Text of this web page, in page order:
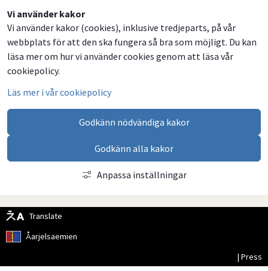
Vi använder kakor
Vi använder kakor (cookies), inklusive tredjeparts, på vår
webbplats för att den ska fungera så bra som möjligt. Du kan
läsa mer om hur vi använder cookies genom att läsa vår
cookiepolicy.
Läs mer i vår cookiepolicy
Godkänn nödvändiga kakor
Godkänn alla kakor
Anpassa inställningar
Translate
Åarjelsaemien
| Press
Dela
på
Facebook
Dela
på
Twitter
Dela
på
LinkedIn
Dela
via
email